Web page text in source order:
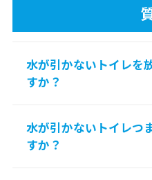
水が引かないトイレを
すか？
水が引かないトイレつ
すか？